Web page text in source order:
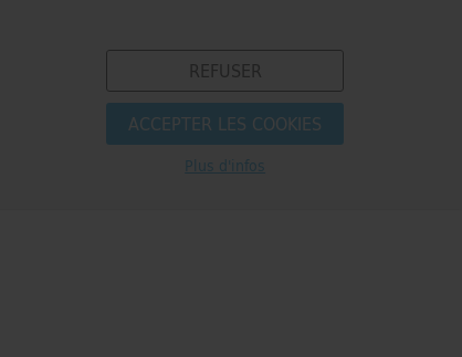
ACCEPTER LES COOKIES
REFUSER
Plus d'infos